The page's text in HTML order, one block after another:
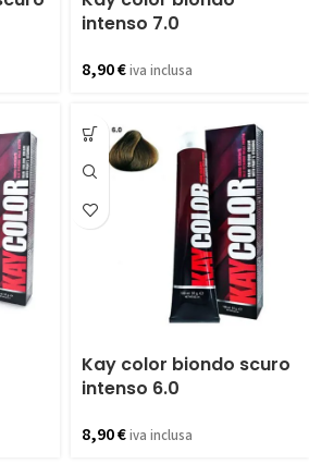
intenso 7.0
8,90€iva inclusa
Kay color biondo scuro
intenso 6.0
8,90€iva inclusa